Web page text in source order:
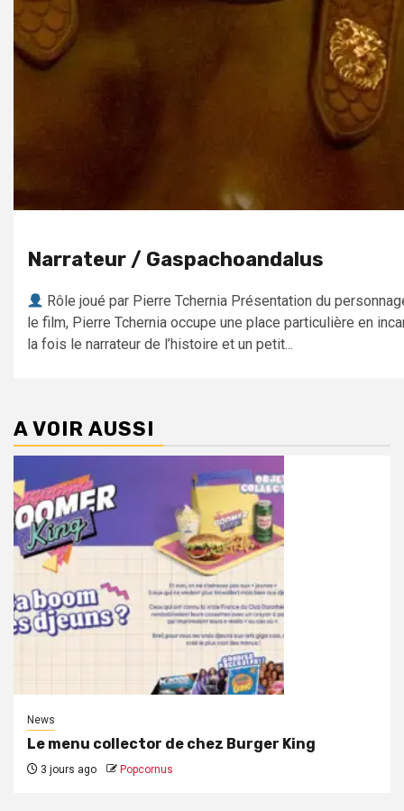
Narrateur / Gaspachoandalus
Rôle joué par Pierre Tchernia Présentation du
le film, Pierre Tchernia occupe une place particulière en
la fois le narrateur de l’histoire et un petit...
A VOIR AUSSI
News
Le menu collector de chez Burger King
3 jours ago Popcornus